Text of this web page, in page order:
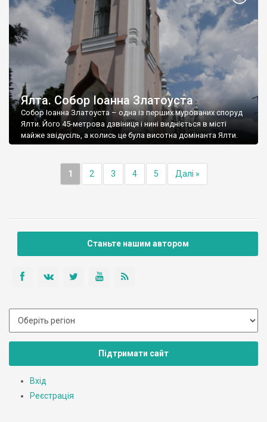
Ялта. Собор Іоанна Златоуста
Собор Іоанна Златоуста – одна із перших мурованих споруд
Ялти. Його 45-метрова дзвіниця і нині видніється в місті
майже звідусіль, а колись це була висотна домінанта Ялти.
1 2 3 4 5 Далі »
Станьте нашим автором
Підтримати сайт
Вхід
Реєстрація